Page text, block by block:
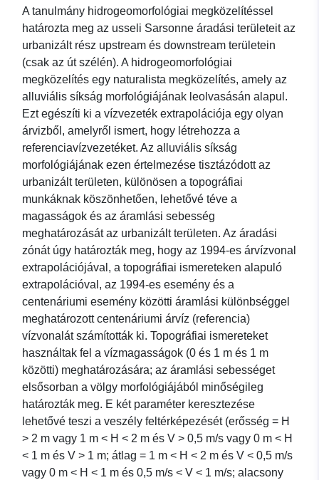
A tanulmány hidrogeomorfológiai megközelítéssel
határozta meg az usseli Sarsonne áradási területeit az
urbanizált rész upstream és downstream területein
(csak az út szélén). A hidrogeomorfológiai
megközelítés egy naturalista megközelítés, amely az
alluviális síkság morfológiájának leolvasásán alapul.
Ezt egészíti ki a vízvezeték extrapolációja egy olyan
árvizből, amelyről ismert, hogy létrehozza a
referenciavízvezetéket. Az alluviális síkság
morfológiájának ezen értelmezése tisztázódott az
urbanizált területen, különösen a topográfiai
munkáknak köszönhetően, lehetővé téve a
magasságok és az áramlási sebesség
meghatározását az urbanizált területen. Az áradási
zónát úgy határozták meg, hogy az 1994-es árvízvonal
extrapolációjával, a topográfiai ismereteken alapuló
extrapolációval, az 1994-es esemény és a
centenáriumi esemény közötti áramlási különbséggel
meghatározott centenáriumi árvíz (referencia)
vízvonalát számították ki. Topográfiai ismereteket
használtak fel a vízmagasságok (0 és 1 m és 1 m
közötti) meghatározására; az áramlási sebességet
elsősorban a völgy morfológiájából minőségileg
határozták meg. E két paraméter keresztezése
lehetővé teszi a veszély feltérképezését (erősség = H
> 2 m vagy 1 m < H < 2 m és V > 0,5 m/s vagy 0 m < H
< 1 m és V > 1 m; átlag = 1 m < H < 2 m és V < 0,5 m/s
vagy 0 m < H < 1 m és 0,5 m/s < V < 1 m/s; alacsony